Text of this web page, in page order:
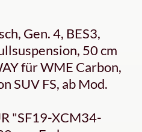
Gen. 4, BES3,
50 cm
für WME Carbon,
SUV FS, ab Mod.
"SF19-XCM34-